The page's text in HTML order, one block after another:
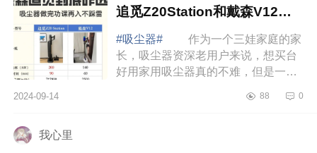
追觅Z20Station和戴森V12到
底买哪个
#吸尘器#
作为一个三娃家庭的家
长，吸尘器资深老用户来说，想买台
好用家用吸尘器真的不难，但是一定
介绍下追觅和戴森吸尘器哪个值得买?
2024-09-14 88 0
我心里